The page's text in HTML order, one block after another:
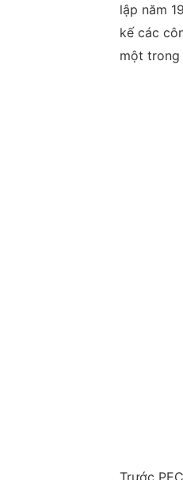
lập năm
kế các
một trong
Trước